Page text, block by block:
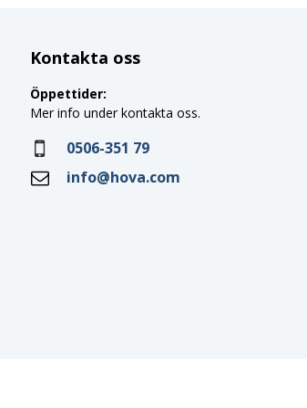
Kontakta oss
Öppettider:
Mer info under kontakta oss.
0506-351 79
info@hova.com